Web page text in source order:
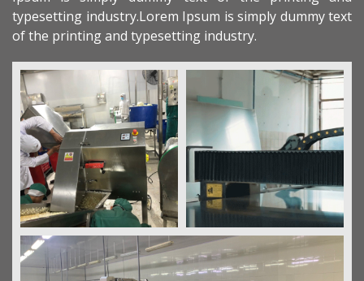
typesetting industry.Lorem Ipsum is simply dummy text
of the printing and typesetting industry.